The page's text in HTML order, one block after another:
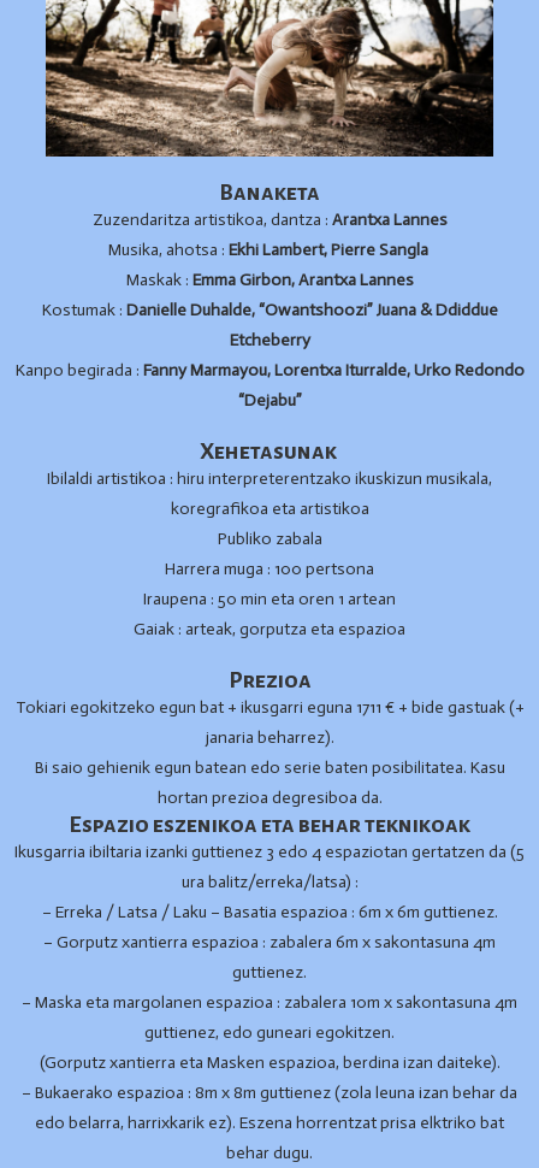
Banaketa
Zuzendaritza artistikoa, dantza : Arantxa Lannes
Musika, ahotsa : Ekhi Lambert, Pierre Sangla
Maskak : Emma Girbon, Arantxa Lannes
Kostumak : Danielle Duhalde, “Owantshoozi” Juana & Ddiddue
Etcheberry
Kanpo begirada : Fanny Marmayou, Lorentxa Iturralde, Urko Redondo
“Dejabu”
Xehetasunak
Ibilaldi artistikoa : hiru interpreterentzako ikuskizun musikala,
koregrafikoa eta artistikoa
Publiko zabala
Harrera muga : 100 pertsona
Iraupena : 50 min eta oren 1 artean
Gaiak : arteak, gorputza eta espazioa
Prezioa
Tokiari egokitzeko egun bat + ikusgarri eguna 1711 € + bide gastuak (+
janaria beharrez).
Bi saio gehienik egun batean edo serie baten posibilitatea. Kasu
hortan prezioa degresiboa da.
Espazio eszenikoa eta behar teknikoak
Ikusgarria ibiltaria izanki guttienez 3 edo 4 espaziotan gertatzen da (5
ura balitz/erreka/latsa) :
– Erreka / Latsa / Laku – Basatia espazioa : 6m x 6m guttienez.
– Gorputz xantierra espazioa : zabalera 6m x sakontasuna 4m
guttienez.
– Maska eta margolanen espazioa : zabalera 10m x sakontasuna 4m
guttienez, edo guneari egokitzen.
(Gorputz xantierra eta Masken espazioa, berdina izan daiteke).
– Bukaerako espazioa : 8m x 8m guttienez (zola leuna izan behar da
edo belarra, harrixkarik ez). Eszena horrentzat prisa elktriko bat
behar dugu.